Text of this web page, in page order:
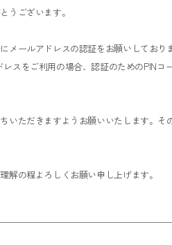
うございます。
メールアドレスの認証をお願いしており
レスをご利用の場合、認証のためのPIN
いただきますようお願いいたします。
解の程よろしくお願い申し上げます。